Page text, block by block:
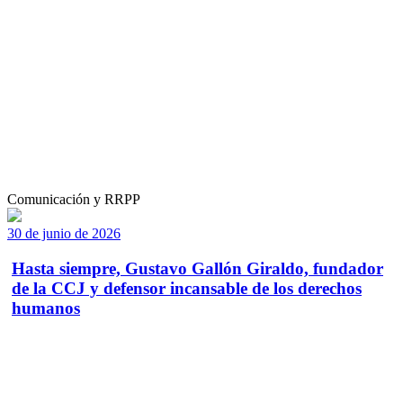
Comunicación y RRPP
30 de junio de 2026
Hasta siempre, Gustavo Gallón Giraldo, fundador
de la CCJ y defensor incansable de los derechos
humanos